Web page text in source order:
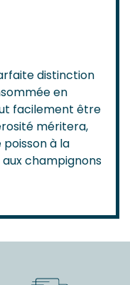
distinction
en
facilement être
méritera,
à la
champignons